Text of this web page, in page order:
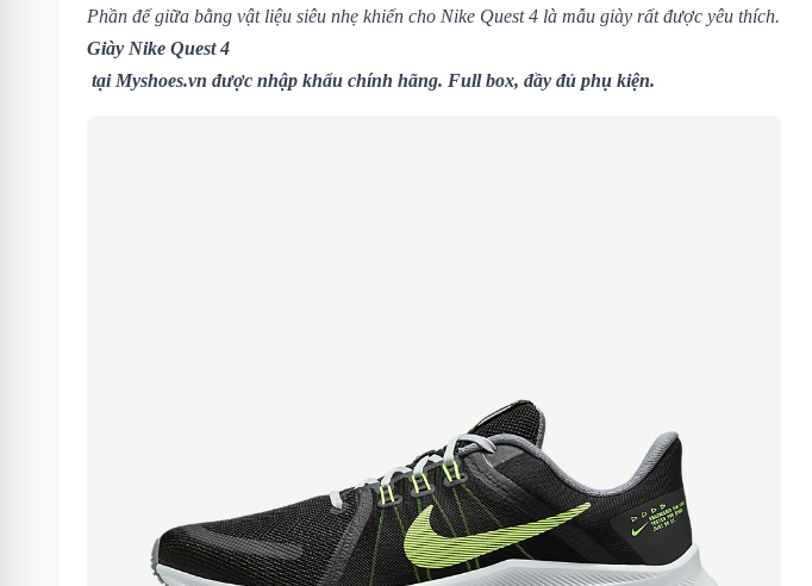
Phần đế giữa bằng vật liệu siêu nhẹ khiến cho Nike Quest 4 là mẫu giày rất được yêu thích.
Giày Nike Quest 4
tại Myshoes.vn được nhập khẩu chính hãng. Full box, đầy đủ phụ kiện.